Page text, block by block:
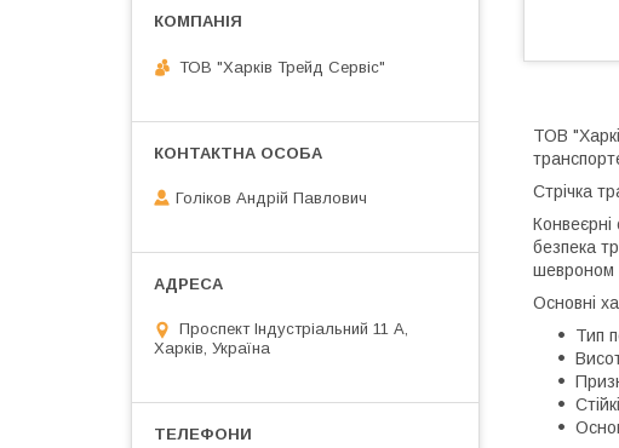
ТОВ
Стрічка
безпека
шевроном
Основні
Тип
ТОВ "Харків Трейд Сервіс"
Голіков Андрій Павлович
Проспект Індустріальний 11 А,
Харків, Україна